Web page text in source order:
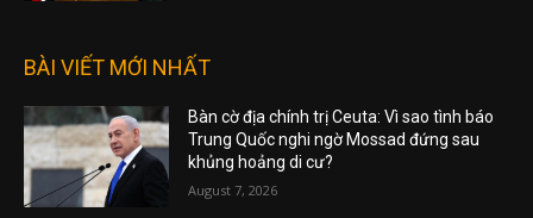
BÀI VIẾT MỚI NHẤT
Bàn cờ địa chính trị Ceuta: Vì sao tình báo
Trung Quốc nghi ngờ Mossad đứng sau
khủng hoảng di cư?
August 7, 2026